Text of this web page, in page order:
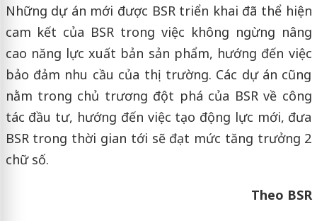
Những dự án mới được BSR triển khai đã thể hiện
cam kết của BSR trong việc không ngừng nâng
cao năng lực xuất bản sản phẩm, hướng đến việc
bảo đảm nhu cầu của thị trường. Các dự án cũng
nằm trong chủ trương đột phá của BSR về công
tác đầu tư, hướng đến việc tạo động lực mới, đưa
BSR trong thời gian tới sẽ đạt mức tăng trưởng 2
chữ số.
Theo BSR